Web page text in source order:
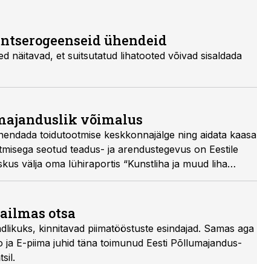
ühendeid
näitavad, et suitsutatud lihatooted võivad sisaldada
võimalus
toidutootmise keskkonnajälge ning aidata kaasa
seotud teadus- ja arendustegevus on Eestile
välja oma lühiraportis “Kunstliha ja muud liha
otsa
kinnitavad piimatööstuste esindajad. Samas aga
E-piima juhid täna toimunud Eesti Põllumajandus-